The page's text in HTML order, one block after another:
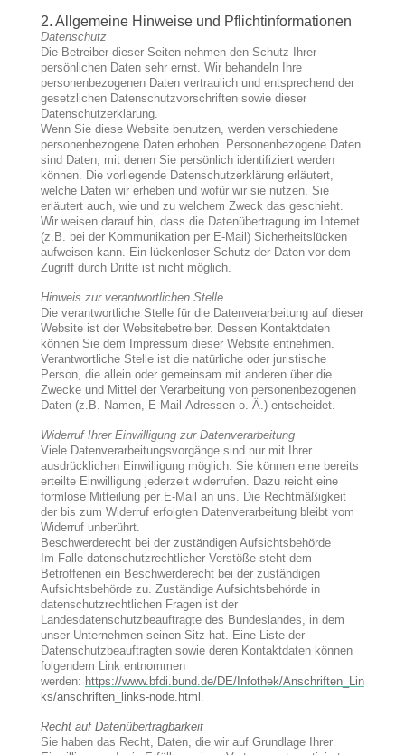
2. Allgemeine Hinweise und Pflichtinformationen
Datenschutz
Die Betreiber dieser Seiten nehmen den Schutz Ihrer
persönlichen Daten sehr ernst. Wir behandeln Ihre
personenbezogenen Daten vertraulich und entsprechend der
gesetzlichen Datenschutzvorschriften sowie dieser
Datenschutzerklärung.
Wenn Sie diese Website benutzen, werden verschiedene
personenbezogene Daten erhoben. Personenbezogene Daten
sind Daten, mit denen Sie persönlich identifiziert werden
können. Die vorliegende Datenschutzerklärung erläutert,
welche Daten wir erheben und wofür wir sie nutzen. Sie
erläutert auch, wie und zu welchem Zweck das geschieht.
Wir weisen darauf hin, dass die Datenübertragung im Internet
(z.B. bei der Kommunikation per E-Mail) Sicherheitslücken
aufweisen kann. Ein lückenloser Schutz der Daten vor dem
Zugriff durch Dritte ist nicht möglich.
Hinweis zur verantwortlichen Stelle
Die verantwortliche Stelle für die Datenverarbeitung auf dieser
Website ist der Websitebetreiber. Dessen Kontaktdaten
können Sie dem Impressum dieser Website entnehmen.
Verantwortliche Stelle ist die natürliche oder juristische
Person, die allein oder gemeinsam mit anderen über die
Zwecke und Mittel der Verarbeitung von personenbezogenen
Daten (z.B. Namen, E-Mail-Adressen o. Ä.) entscheidet.
Widerruf Ihrer Einwilligung zur Datenverarbeitung
Viele Datenverarbeitungsvorgänge sind nur mit Ihrer
ausdrücklichen Einwilligung möglich. Sie können eine bereits
erteilte Einwilligung jederzeit widerrufen. Dazu reicht eine
formlose Mitteilung per E-Mail an uns. Die Rechtmäßigkeit
der bis zum Widerruf erfolgten Datenverarbeitung bleibt vom
Widerruf unberührt.
Beschwerderecht bei der zuständigen Aufsichtsbehörde
Im Falle datenschutzrechtlicher Verstöße steht dem
Betroffenen ein Beschwerderecht bei der zuständigen
Aufsichtsbehörde zu. Zuständige Aufsichtsbehörde in
datenschutzrechtlichen Fragen ist der
Landesdatenschutzbeauftragte des Bundeslandes, in dem
unser Unternehmen seinen Sitz hat. Eine Liste der
Datenschutzbeauftragten sowie deren Kontaktdaten können
folgendem Link entnommen
werden: https://www.bfdi.bund.de/DE/Infothek/Anschriften_Lin
ks/anschriften_links-node.html .
Recht auf Datenübertragbarkeit
Sie haben das Recht, Daten, die wir auf Grundlage Ihrer